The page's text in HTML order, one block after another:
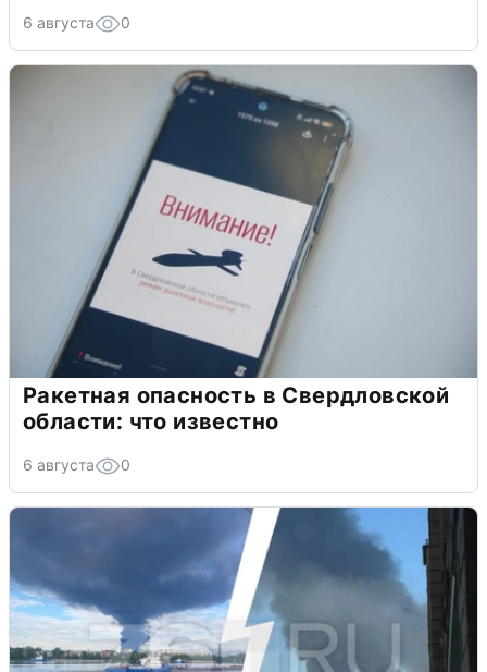
6 августа 0
Ракетная опасность в Свердловской
области: что известно
6 августа 0